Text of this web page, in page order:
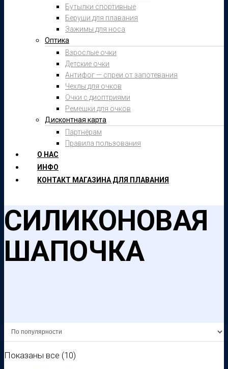
Бутылки спортивные
Беруши для плавания
Зажимы для носа
Оптика
Взрослые очки
Детские очки
Антифог — спреи от запотевания
Чехлы для очков
Очки с диоптриями
Ремешки для очков
Дисконтная карта
Партнёрам
Правила пользования
О НАС
ИНФО
КОНТАКТ МАГАЗИНА ДЛЯ ПЛАВАНИЯ
СИЛИКОНОВАЯ
ШАПОЧКА
Показаны все (10)